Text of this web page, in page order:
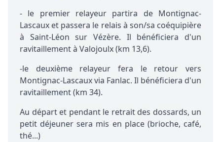
- le premier relayeur partira de Montignac-
Lascaux et passera le relais à son/sa coéquipière
à Saint-Léon sur Vézère. Il bénéficiera d'un
ravitaillement à Valojoulx (km 13,6).
-le deuxième relayeur fera le retour vers
Montignac-Lascaux via Fanlac. Il bénéficiera d'un
ravitaillement (km 34).
Au départ et pendant le retrait des dossards, un
petit déjeuner sera mis en place (brioche, café,
thé...)